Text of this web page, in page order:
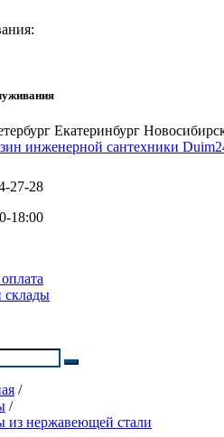
Екатеринбург
27-28
18:00
склады
/
/
из нержавеющей стали